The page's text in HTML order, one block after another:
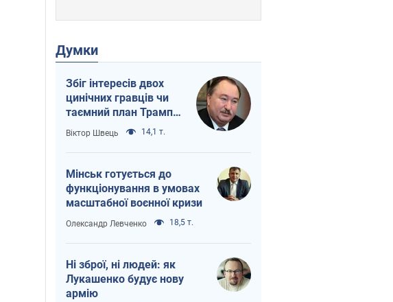
Думки
Збіг інтересів двох
цинічних гравців чи
таємний план Трампа
і Путіна?
Віктор Швець 14,1 т.
Мінськ готується до
функціонування в умовах
масштабної воєнної кризи
Олександр Левченко 18,5 т.
Ні зброї, ні людей: як
Лукашенко будує нову
армію